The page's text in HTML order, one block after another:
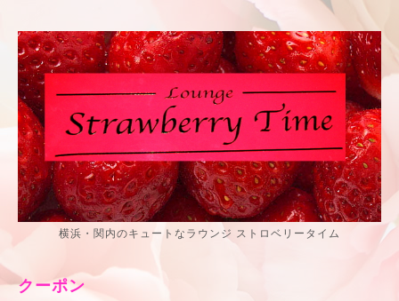
横浜・関内のキュートなラウンジ ストロベリータイム
クーポン